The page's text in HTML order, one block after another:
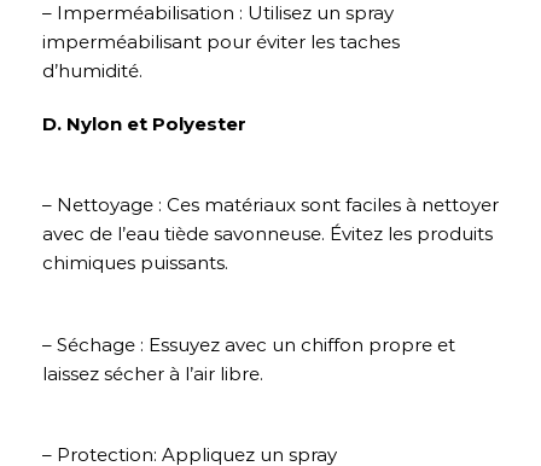
– Imperméabilisation : Utilisez un spray
imperméabilisant pour éviter les taches
d’humidité.
D. Nylon et Polyester
– Nettoyage : Ces matériaux sont faciles à nettoyer
avec de l’eau tiède savonneuse. Évitez les produits
chimiques puissants.
– Séchage : Essuyez avec un chiffon propre et
laissez sécher à l’air libre.
– Protection: Appliquez un spray